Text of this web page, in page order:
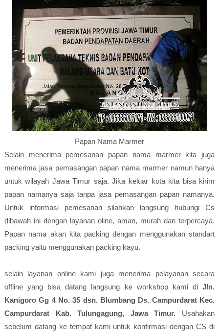
Papan Nama Marmer
Selain menerima pemesanan papan nama marmer kita juga
menerima jasa pemasangan papan nama marmer namun hanya
untuk wilayah Jawa Timur saja. Jika keluar kota kita bisa kirim
papan namanya saja tanpa jasa pemasangan papan namanya.
Untuk informasi pemesanan silahkan langsung hubungi Cs
dibawah ini dengan layanan oline, aman, murah dan terpercaya.
Papan nama akan kita packing dengan menggunakan standart
packing yaitu menggunakan packing kayu.
selain layanan online kami juga menerima pelayanan secara
offline yang bisa datang langsung ke workshop kami diJln.
Kanigoro Gg 4 No. 35 dsn. Blumbang Ds. Campurdarat Kec.
Campurdarat Kab. Tulungagung, Jawa Timur. Usahakan
sebelum datang ke tempat kami untuk konfirmasi dengan CS di